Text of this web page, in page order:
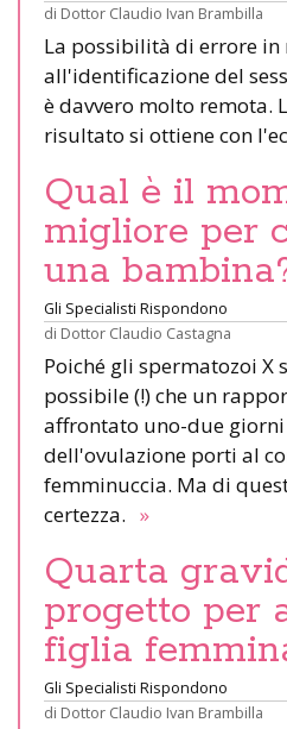
di Dottor Claudio Ivan Brambilla
La possibilità di errore in
all'identificazione del
è davvero molto remota.
risultato si ottiene con
Qual è il
migliore per
una
Gli Specialisti Rispondono
di Dottor Claudio Castagna
Poiché gli spermatozoi X
possibile (!) che un
affrontato uno-due
dell'ovulazione porti al
femminuccia. Ma di
certezza. »
Quarta
progetto per
figlia
Gli Specialisti Rispondono
di Dottor Claudio Ivan Brambilla